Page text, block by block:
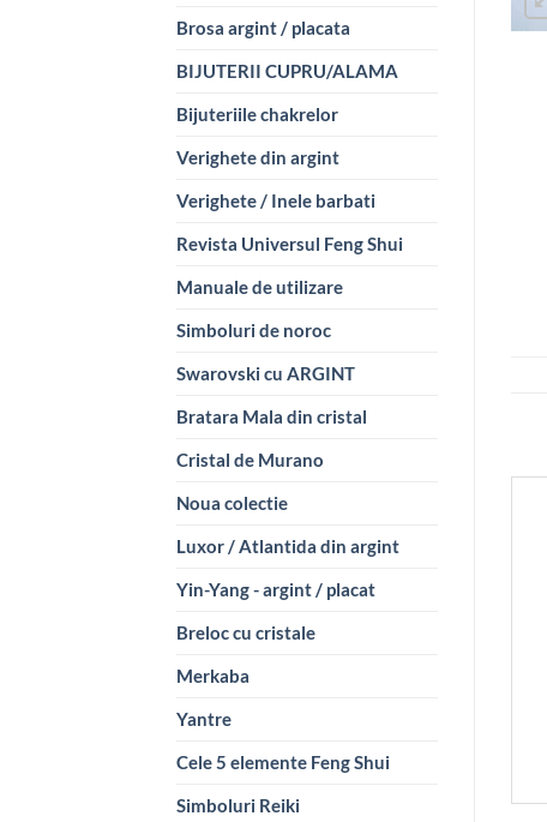
Brosa argint / placata
BIJUTERII CUPRU/ALAMA
Bijuteriile chakrelor
Verighete din argint
Verighete / Inele barbati
Revista Universul Feng Shui
Manuale de utilizare
Simboluri de noroc
Swarovski cu ARGINT
Bratara Mala din cristal
Cristal de Murano
Noua colectie
Luxor / Atlantida din argint
Yin-Yang - argint / placat
Breloc cu cristale
Merkaba
Yantre
Cele 5 elemente Feng Shui
Simboluri Reiki